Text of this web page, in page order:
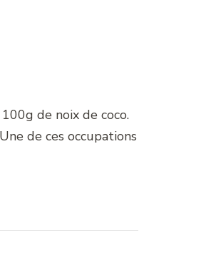
de noix de coco.
de ces occupations